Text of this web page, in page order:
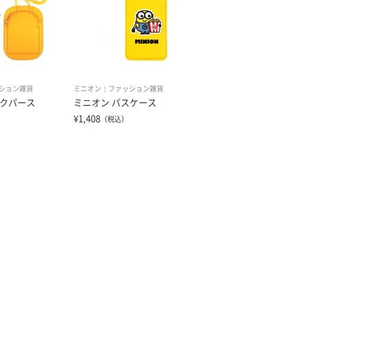
ョン雑貨
パース
ミニオン ファッション雑貨
ミニオン パスケース
¥1,408 （税込）